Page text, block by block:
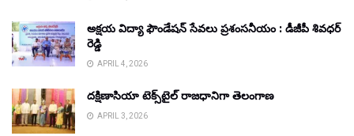
అక్షయ విద్యా ఫౌండేషన్ సేవలు ప్రశంసనీయం : డీజీపీ శివధర్
రెడ్డి
APRIL 4, 2026
దక్షిణాసియా టెక్స్‌టైల్ రాజధానిగా తెలంగాణ
APRIL 3, 2026